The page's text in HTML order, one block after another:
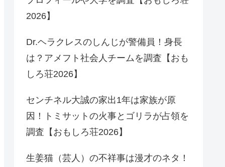
2026】
Dr.ヘラクレスのしんじが警備員！身長
は？アメフト社会人チームを調査【おも
しろ荘2026】
センチネル大誠の家出1年は家族が原
因！トミサットの火事とゴリラが占領を
調査【おもしろ荘2026】
生姜猫（芸人）の不祥事は漫才のネタ！